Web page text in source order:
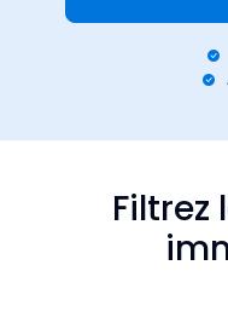
Filtrez